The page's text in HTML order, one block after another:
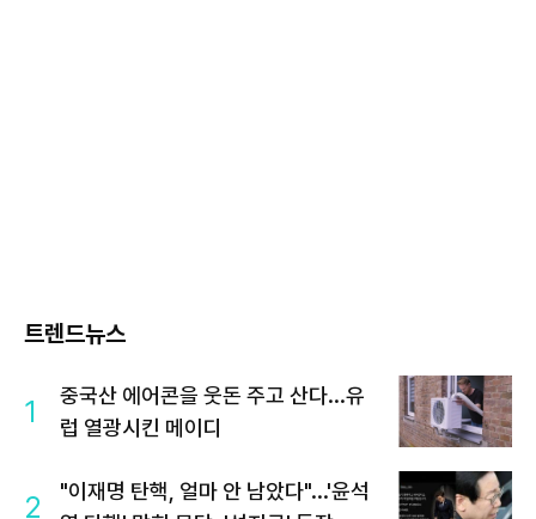
트렌드뉴스
1
중국산 에어콘을 웃돈 주고 산다...유
럽 열광시킨 메이디
2
"이재명 탄핵, 얼마 안 남았다"...'윤석